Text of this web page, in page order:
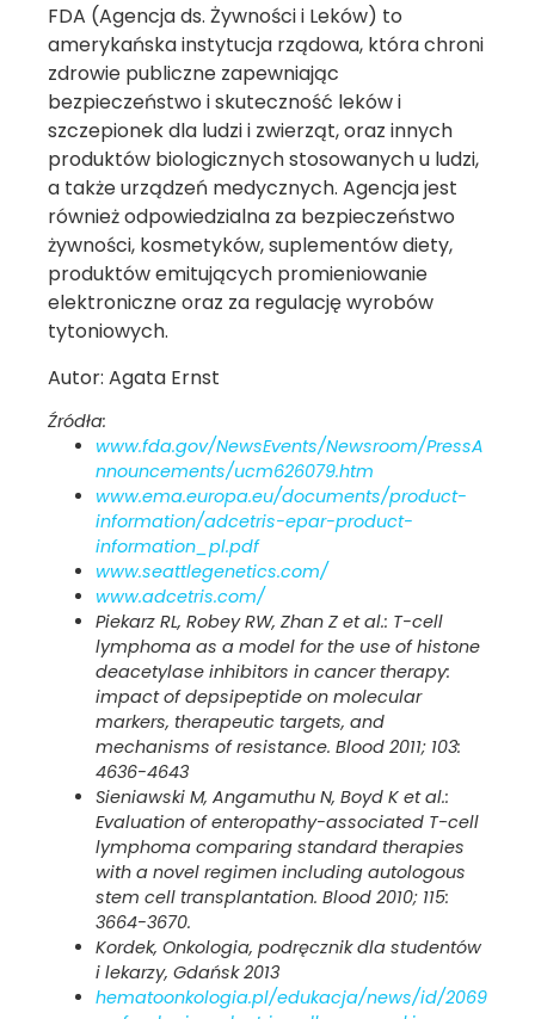
FDA (Agencja ds. Żywności i Leków) to
amerykańska instytucja rządowa, która chroni
zdrowie publiczne zapewniając
bezpieczeństwo i skuteczność leków i
szczepionek dla ludzi i zwierząt, oraz innych
produktów biologicznych stosowanych u ludzi,
a także urządzeń medycznych. Agencja jest
również odpowiedzialna za bezpieczeństwo
żywności, kosmetyków, suplementów diety,
produktów emitujących promieniowanie
elektroniczne oraz za regulację wyrobów
tytoniowych.
Autor: Agata Ernst
Źródła:
www.fda.gov/NewsEvents/Newsroom/PressA
nnouncements/ucm626079.htm
www.ema.europa.eu/documents/product-
information/adcetris-epar-product-
information_pl.pdf
www.seattlegenetics.com/
www.adcetris.com/
Piekarz RL, Robey RW, Zhan Z et al.: T-cell
lymphoma as a model for the use of histone
deacetylase inhibitors in cancer therapy:
impact of depsipeptide on molecular
markers, therapeutic targets, and
mechanisms of resistance. Blood 2011; 103:
4636-4643
Sieniawski M, Angamuthu N, Boyd K et al.:
Evaluation of enteropathy-associated T-cell
lymphoma comparing standard therapies
with a novel regimen including autologous
stem cell transplantation. Blood 2010; 115:
3664-3670.
Kordek, Onkologia, podręcznik dla studentów
i lekarzy, Gdańsk 2013
hematoonkologia.pl/edukacja/news/id/2069